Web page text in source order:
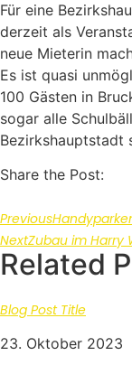
Für eine
derzeit als
neue Mieterin
Es ist quasi
100 Gästen in
sogar alle
Bezirkshauptstadt
Share the Post:
Previous
NextZubau im Harry
Related
Blog Post Title
23. Oktober 2023